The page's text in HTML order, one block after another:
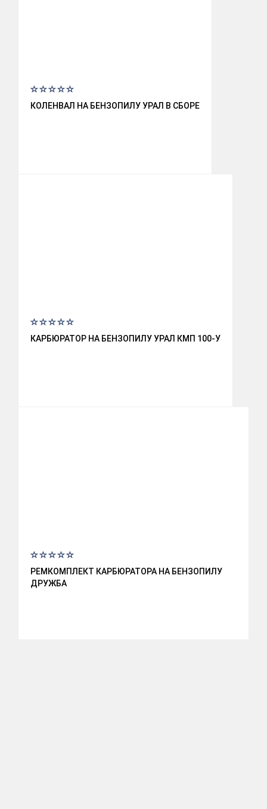
КОЛЕНВАЛ НА БЕНЗОПИЛУ УРАЛ В СБОРЕ
КАРБЮРАТОР НА БЕНЗОПИЛУ УРАЛ КМП 100-У
РЕМКОМПЛЕКТ КАРБЮРАТОРА НА БЕНЗОПИЛУ
ДРУЖБА